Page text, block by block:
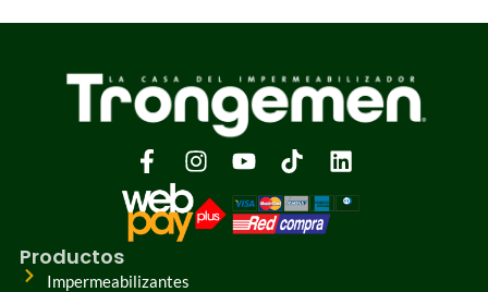
Productos
Impermeabilizantes